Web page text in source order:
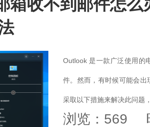
箱收不到邮件怎
Outlook 是一款广泛使用的
件。然而，有时候可能会
采取以下措施来解决此问题
浏览：569